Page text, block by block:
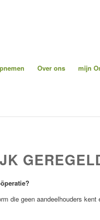
Over ons mijn
die geen aandeelhouders kent